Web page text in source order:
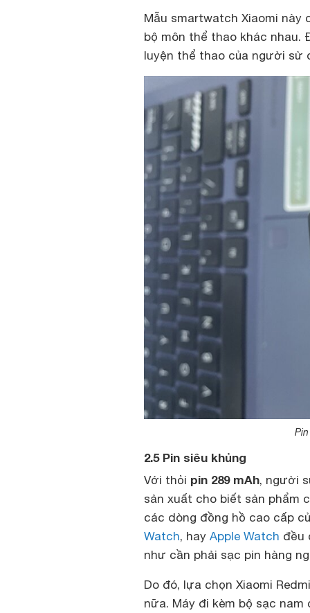
Mẫu smartwatch Xiaomi
bộ môn thể thao khác
luyện thể thao của người sử
2.5 Pin siêu khủng
Với thỏi pin 289 mAh, người
sản xuất cho biết sản phẩm
các dòng đồng hồ cao cấp
Watch, hay Apple Watch đều
như cần phải sạc pin hàng
Do đó, lựa chọn Xiaomi
nữa. Máy đi kèm bộ sạc